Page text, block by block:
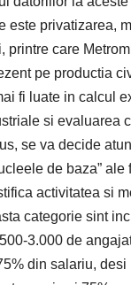
este privatizarea,
printre care
pe productia
fi luate in calcul
si evaluarea
se va decide
de baza” ale
activitatea si
categorie sint
3.000 de
din salariu, desi